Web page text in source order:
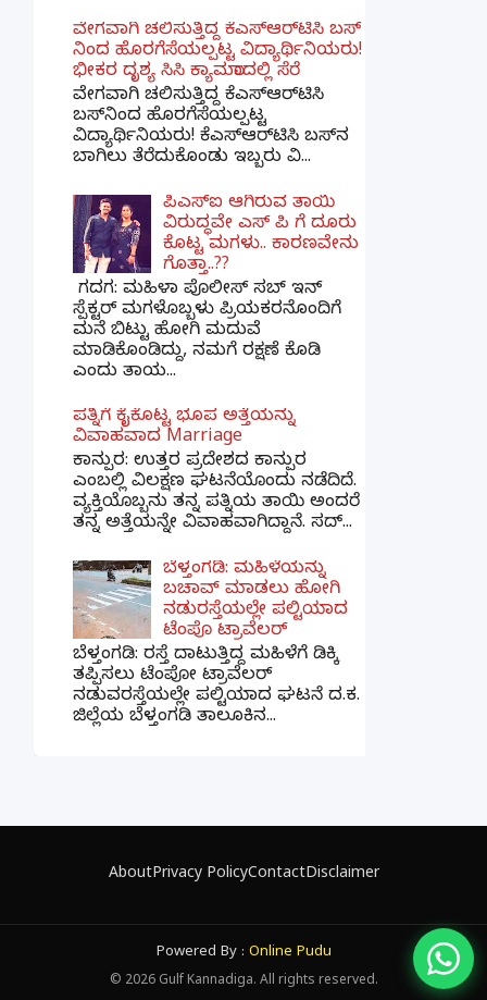
ವೇಗವಾಗಿ ಚಲಿಸುತ್ತಿದ್ದ ಕೆಎಸ್​ಆರ್​ಟಿಸಿ ಬಸ್​
ನಿಂದ ಹೊರಗೆಸೆಯಲ್ಪಟ್ಟ ವಿದ್ಯಾರ್ಥಿನಿಯರು!
ಭೀಕರ ದೃಶ್ಯ ಸಿಸಿ ಕ್ಯಾಮರಾದಲ್ಲಿ ಸೆರೆ
ವೇಗವಾಗಿ ಚಲಿಸುತ್ತಿದ್ದ ಕೆಎಸ್‌ಆರ್‌ಟಿಸಿ
ಬಸ್‌ನಿಂದ ಹೊರಗೆಸೆಯಲ್ಪಟ್ಟ
ವಿದ್ಯಾರ್ಥಿನಿಯರು! ಕೆಎಸ್‌ಆರ್‌ಟಿಸಿ ಬಸ್‌ನ
ಬಾಗಿಲು ತೆರೆದುಕೊಂಡು ಇಬ್ಬರು ವಿ...
ಪಿಎಸ್​ಐ ಆಗಿರುವ ತಾಯಿ
ವಿರುದ್ಧವೇ ಎಸ್ ಪಿ ಗೆ ದೂರು
ಕೊಟ್ಟ ಮಗಳು.. ಕಾರಣವೇನು
ಗೊತ್ತಾ..??
ಗದಗ​: ಮಹಿಳಾ ಪೊಲೀಸ್​ ಸಬ್ ​ಇನ್​
ಸ್ಪೆಕ್ಟರ್​ ಮಗಳೊಬ್ಬಳು ಪ್ರಿಯಕರನೊಂದಿಗೆ
ಮನೆ ಬಿಟ್ಟು ಹೋಗಿ ಮದುವೆ
ಮಾಡಿಕೊಂಡಿದ್ದು, ನಮಗೆ ರಕ್ಷಣೆ ಕೊಡಿ
ಎಂದು ತಾಯ...
ಪತ್ನಿಗೆ ಕೈಕೊಟ್ಟ ಭೂಪ ಅತ್ತೆಯನ್ನು
ವಿವಾಹವಾದ Marriage
ಕಾನ್ಪುರ: ಉತ್ತರ ಪ್ರದೇಶದ ಕಾನ್ಪುರ
ಎಂಬಲ್ಲಿ ವಿಲಕ್ಷಣ ಘಟನೆಯೊಂದು ನಡೆದಿದೆ.
ವ್ಯಕ್ತಿಯೊಬ್ಬನು ತನ್ನ ಪತ್ನಿಯ ತಾಯಿ ಅಂದರೆ
ತನ್ನ ಅತ್ತೆಯನ್ನೇ ವಿವಾಹವಾಗಿದ್ದಾನೆ. ಸದ್...
ಬೆಳ್ತಂಗಡಿ: ಮಹಿಳೆಯನ್ನು
ಬಚಾವ್ ಮಾಡಲು ಹೋಗಿ
ನಡುರಸ್ತೆಯಲ್ಲೇ ಪಲ್ಟಿಯಾದ
ಟೆಂಪೊ ಟ್ರಾವೆಲರ್
ಬೆಳ್ತಂಗಡಿ: ರಸ್ತೆ ದಾಟುತ್ತಿದ್ದ ಮಹಿಳೆಗೆ ಡಿಕ್ಕಿ
ತಪ್ಪಿಸಲು ಟೆಂಪೋ ಟ್ರಾವೆಲರ್
ನಡುವರಸ್ತೆಯಲ್ಲೇ ಪಲ್ಟಿಯಾದ ಘಟನೆ ದ.ಕ.
ಜಿಲ್ಲೆಯ ಬೆಳ್ತಂಗಡಿ ತಾಲೂಕಿನ...
AboutPrivacy PolicyContactDisclaimer
Powered By : Online Pudu
© 2026 Gulf Kannadiga. All rights reserved.